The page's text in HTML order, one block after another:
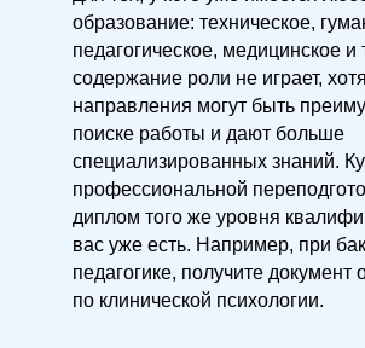
образование: техническое,
педагогическое, медицинское и
содержание роли не играет,
направления могут быть
поиске работы и дают больше
специализированных знаний.
профессиональной
диплом того же уровня
вас уже есть. Например, при
педагогике, получите документ
по клинической психологии.